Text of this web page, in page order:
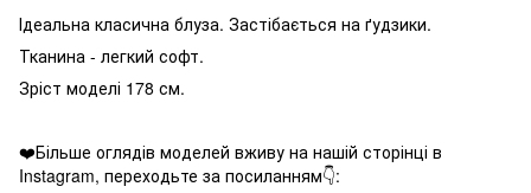
Ідеальна класична блуза. Застібається на ґудзики.
Тканина - легкий софт.
Зріст моделі 178 см.
❤️Більше оглядів моделей вживу на нашій сторінці в
Instagram, переходьте за посиланням👇: